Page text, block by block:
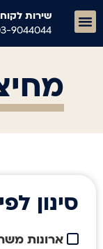
שירות
9044044
סינון
ארונות